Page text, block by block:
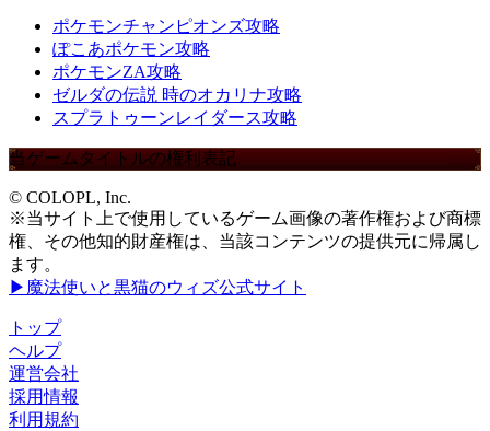
ポケモンチャンピオンズ攻略
ぽこあポケモン攻略
ポケモンZA攻略
ゼルダの伝説 時のオカリナ攻略
スプラトゥーンレイダース攻略
当ゲームタイトルの権利表記
© COLOPL, Inc.
※当サイト上で使用しているゲーム画像の著作権および商標
権、その他知的財産権は、当該コンテンツの提供元に帰属し
ます。
▶魔法使いと黒猫のウィズ公式サイト
トップ
ヘルプ
運営会社
採用情報
利用規約